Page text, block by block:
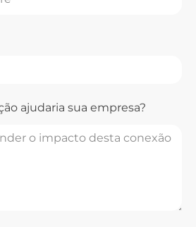
ajudaria sua empresa?